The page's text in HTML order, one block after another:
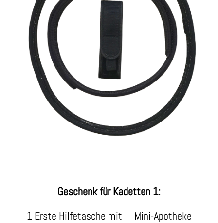
Geschenk für Kadetten 1:
1 Erste Hilfetasche mit Mini-Apotheke